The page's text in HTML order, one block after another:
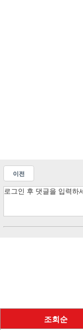
이전
조회순